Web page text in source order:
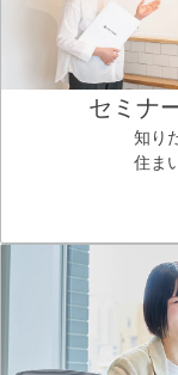
セミナ
知り
住ま